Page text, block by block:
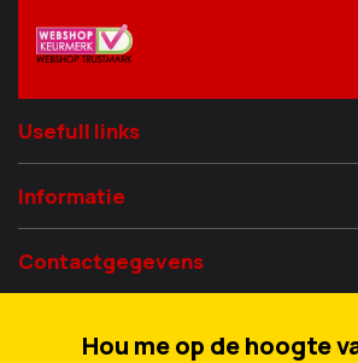
Usefull links
Informatie
Contactgegevens
Hou me op de hoogte